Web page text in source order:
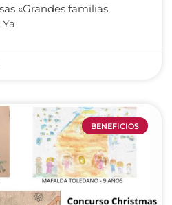
«Grandes familias,
BENEFICIOS